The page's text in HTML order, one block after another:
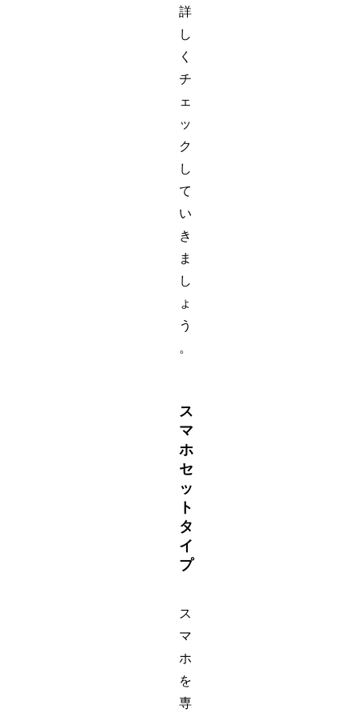
詳
し
く
チ
ェ
ッ
ク
し
て
い
き
ま
し
ょ
う
。
ス
マ
ホ
セ
ッ
ト
タ
イ
プ
ス
マ
ホ
を
専